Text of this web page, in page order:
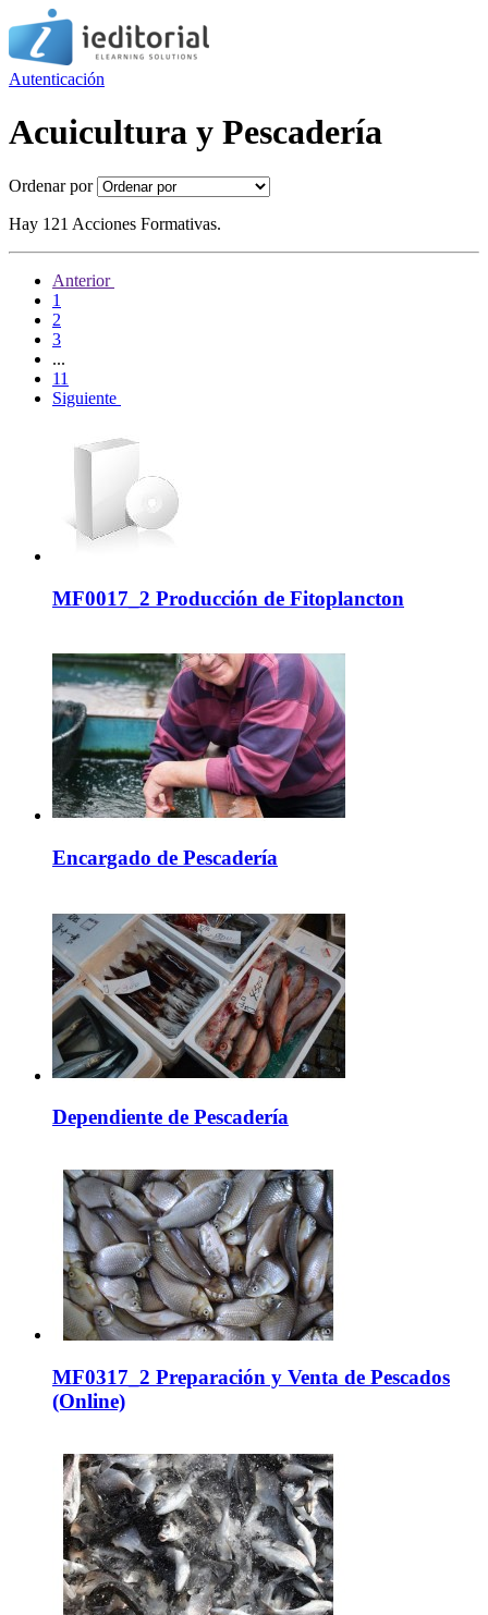
Autenticación
Acuicultura y Pescadería
Ordenar por
Hay 121 Acciones Formativas.
Anterior
1
2
3
...
11
Siguiente
MF0017_2 Producción de Fitoplancton
Encargado de Pescadería
Dependiente de Pescadería
MF0317_2 Preparación y Venta de Pescados
(Online)